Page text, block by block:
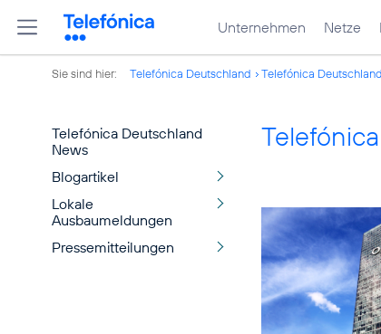
Unternehmen Netze
Sie sind hier: Telefónica Deutschland Telefónica
Telefónica Deutschland
News
Blogartikel
Lokale
Ausbaumeldungen
Pressemitteilungen